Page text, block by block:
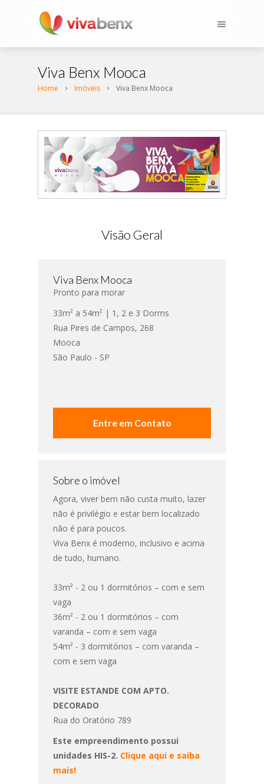
Viva Benx Mooca
Home Imóveis Viva Benx Mooca
Visão Geral
Sobre o imóvel
Agora, viver bem não custa muito, lazer
não é privilégio e estar bem localizado
não é para poucos.
Viva Benx é moderno, inclusivo e acima
de tudo, humano.
33m² - 2 ou 1 dormitórios – com e sem
vaga
36m² - 2 ou 1 dormitórios – com
varanda – com e sem vaga
54m² - 3 dormitórios – com varanda –
com e sem vaga
VISITE ESTANDE COM APTO.
DECORADO
Rua do Oratório 789
Este empreendimento possui
unidades HIS-2. Clique aqui e saiba
mais!
Viva Benx Mooca
Pronto para morar
33m² a 54m² | 1, 2 e 3 Dorms
Rua Pires de Campos, 268
Mooca
São Paulo - SP
Entre em Contato